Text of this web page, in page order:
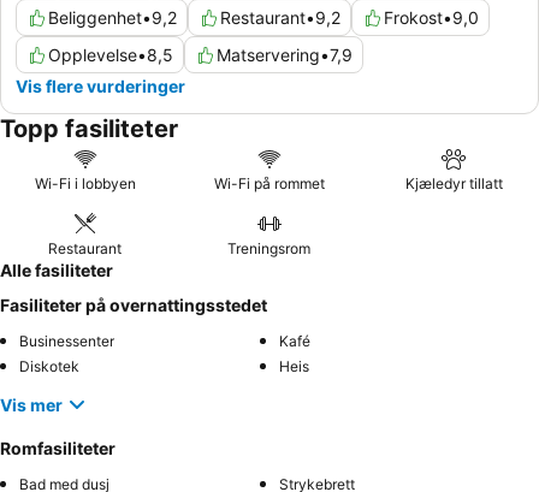
Beliggenhet•9,2 Restaurant•9,2 Frokost•9,0
Opplevelse•8,5 Matservering•7,9
Vis flere vurderinger
Topp fasiliteter
Wi-Fi i lobbyen Wi-Fi på rommet Kjæledyr tillatt
Restaurant Treningsrom
Alle fasiliteter
Fasiliteter på overnattingsstedet
Businessenter
Kafé
Diskotek
Heis
Vis mer
Romfasiliteter
Bad med dusj Strykebrett